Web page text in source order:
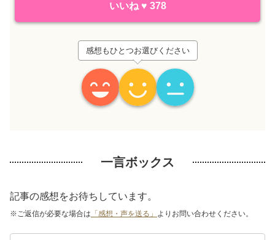
いいね ♥ 378
感想もひとつお選びください
一言ボックス
記事の感想をお待ちしています。
※ご返信が必要な場合は 「感想・声を送る」 よりお問い合わせください。